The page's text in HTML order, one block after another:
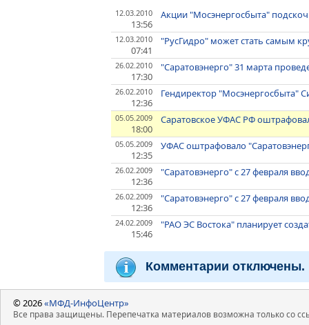
12.03.2010
13:56
Акции "Мосэнергосбыта"
12.03.2010
07:41
"РусГидро" может стать самым
26.02.2010
17:30
"Саратовэнерго" 31 марта
26.02.2010
12:36
Гендиректор "Мосэнергосбыта"
05.05.2009
18:00
Саратовское УФАС РФ
05.05.2009
12:35
УФАС оштрафовало
26.02.2009
12:36
"Саратовэнерго" с 27 февраля
26.02.2009
12:36
"Саратовэнерго" с 27 февраля
24.02.2009
15:46
"РАО ЭС Востока" планирует
Комментарии отключены.
© 2026«МФД-ИнфоЦентр»
Все права защищены. Перепечатка материалов возможна только со